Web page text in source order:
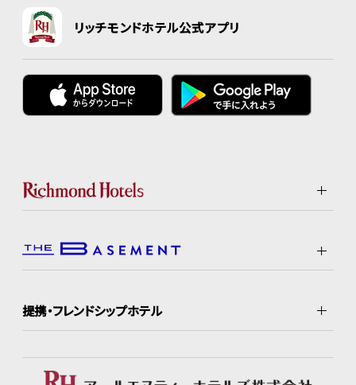
リッチモンドホテル公式アプリ
提携・フレンドシップホテル